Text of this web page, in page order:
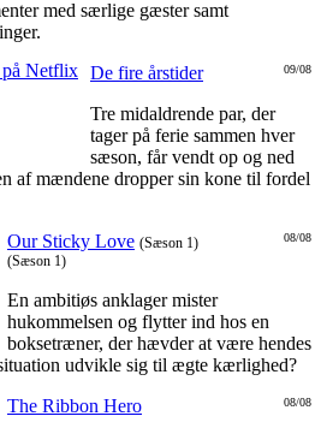
med særlige gæster samt
09/08
De fire årstider
Tre midaldrende par, der
tager på ferie sammen hver
sæson, får vendt op og ned
af mændene dropper sin kone til fordel
08/08
Our Sticky Love (Sæson 1)
(Sæson 1)
En ambitiøs anklager mister
hukommelsen og flytter ind hos en
boksetræner, der hævder at være hendes
udvikle sig til ægte kærlighed?
08/08
The Ribbon Hero